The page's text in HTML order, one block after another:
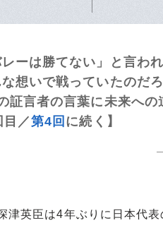
ーは勝てない」と言わ
想いで戦っていたのだ
証言者の言葉に未来へ
／第4回 に続く】
英臣は4年ぶりに日本代表